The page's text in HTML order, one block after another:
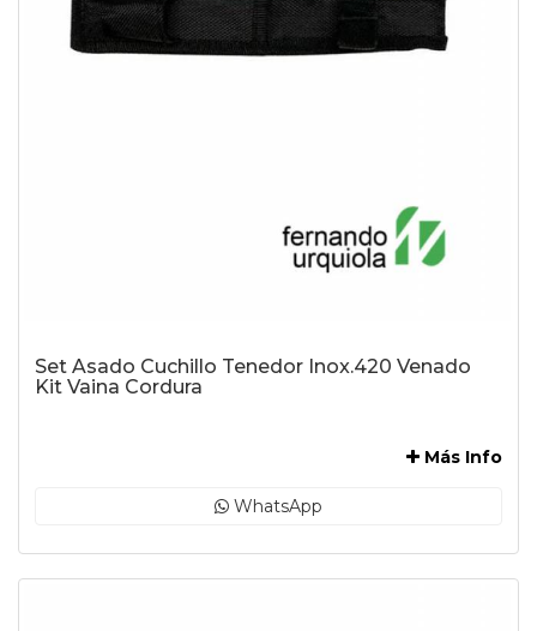
Set Asado Cuchillo Tenedor Inox.420 Venado
Kit Vaina Cordura
Más Info
WhatsApp